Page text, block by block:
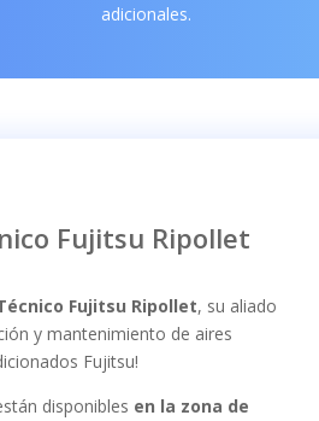
adicionales.
Fujitsu Ripollet
Fujitsu Ripollet, su aliado
y mantenimiento de aires
Fujitsu!
disponibles en la zona de